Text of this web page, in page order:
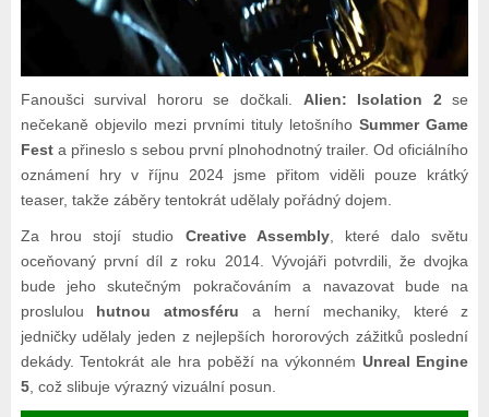
Fanoušci survival hororu se dočkali. Alien: Isolation 2 se
nečekaně objevilo mezi prvními tituly letošníhoSummer Game
Festa přineslo s sebou první plnohodnotný trailer. Od oficiálního
oznámení hry v říjnu 2024 jsme přitom viděli pouze krátký
teaser, takže záběry tentokrát udělaly pořádný dojem.
Za hrou stojí studio Creative Assembly, které dalo světu
oceňovaný první díl z roku 2014. Vývojáři potvrdili, že dvojka
bude jeho skutečným pokračováním a navazovat bude na
proslulou hutnou atmosféru a herní mechaniky, které z
jedničky udělaly jeden z nejlepších hororových zážitků poslední
dekády. Tentokrát ale hra poběží na výkonném Unreal Engine
5, což slibuje výrazný vizuální posun.